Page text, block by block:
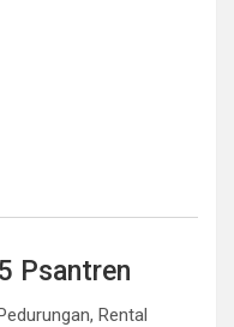
Psantren
Rental